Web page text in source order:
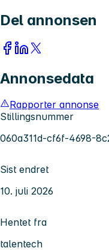
Del annonsen
Annonsedata
Rapporter annonse
Stillingsnummer
060a311d-cf6f-4698-
Sist endret
10. juli 2026
Hentet fra
talentech